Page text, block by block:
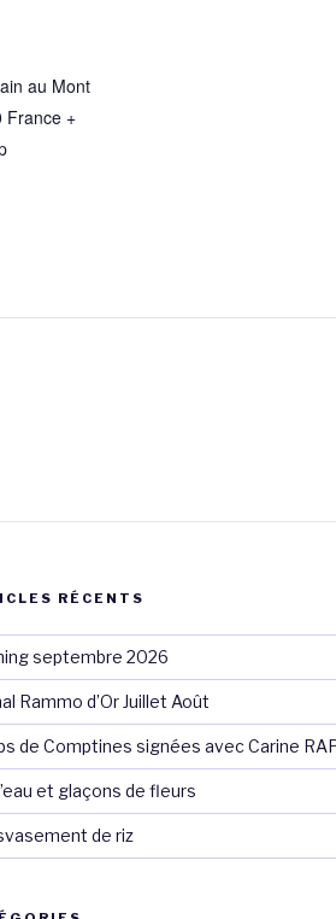
au Mont
France +
RÉCENTS
septembre 2026
Rammo d’Or Juillet Août
de Comptines signées avec Carine
et glaçons de fleurs
de riz